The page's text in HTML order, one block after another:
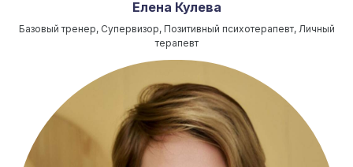
Елена Кулева
Базовый тренер, Супервизор, Позитивный психотерапевт, Личный
терапевт